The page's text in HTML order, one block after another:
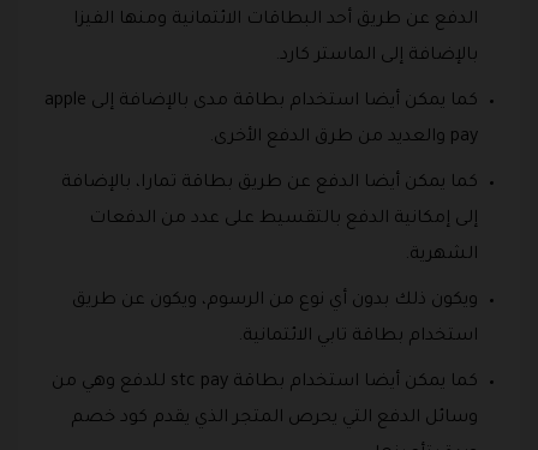
الدفع عن طريق أحد البطاقات الائتمانية ومنها الفيزا
بالإضافة إلى الماستر كارد.
كما يمكن أيضا استخدام بطاقة مدى بالإضافة إلى apple
pay والعديد من طرق الدفع الأخرى.
كما يمكن أيضا الدفع عن طريق بطاقة تمارا، بالإضافة
إلى إمكانية الدفع بالتقسيط على عدد من الدفعات
الشهرية.
ويكون ذلك بدون أي نوع من الرسوم، ويكون عن طريق
استخدام بطاقة تابي الائتمانية.
كما يمكن أيضا استخدام بطاقة stc pay للدفع وهي من
وسائل الدفع التي يحرص المتجر الذي يقدم كود خصم